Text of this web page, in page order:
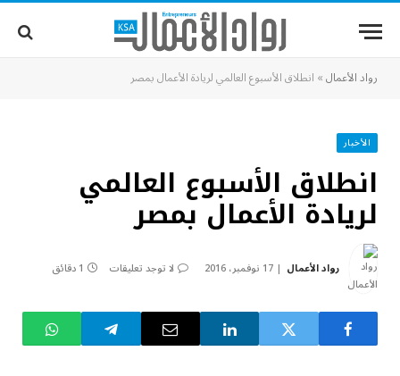
رواد الأعمال» انطلاق الأسبوع العالمي لريادة الأعمال بمصر
الأخبار
انطلاق الأسبوع العالمي
لريادة الأعمال بمصر
رواد الأعمال 17 نوفمبر، 2016 لا توجد تعليقات 1 دقائق